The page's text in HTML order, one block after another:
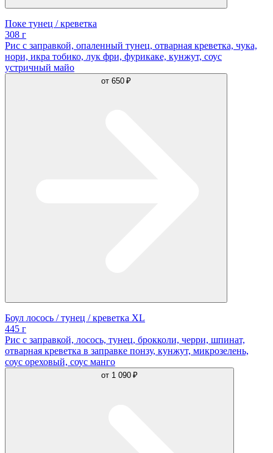
Поке тунец / креветка
308 г
Рис с заправкой, опаленный тунец, отварная креветка, чука,
нори, икра тобико, лук фри, фурикаке, кунжут, соус
устричный майо
от 650 ₽
Боул лосось / тунец / креветка XL
445 г
Рис с заправкой, лосось, тунец, брокколи, черри, шпинат,
отварная креветка в заправке понзу, кунжут, микрозелень,
соус ореховый, соус манго
от 1 090 ₽